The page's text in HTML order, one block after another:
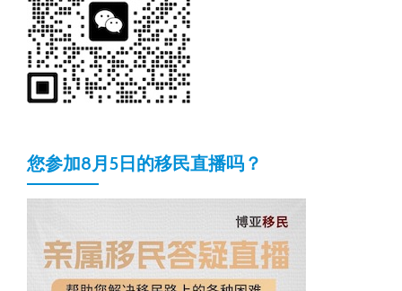
您参加8月5日的移民直播吗？